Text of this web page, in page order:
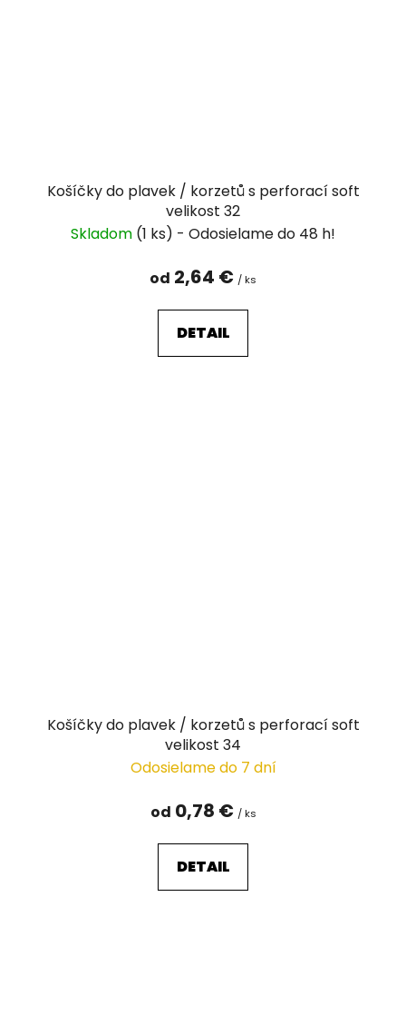
Košíčky do plavek / korzetů s perforací soft
velikost 32
Skladom (1 ks)
od 2,64 € / ks
DETAIL
Košíčky do plavek / korzetů s perforací soft
velikost 34
Odosielame do 7 dní
od 0,78 € / ks
DETAIL